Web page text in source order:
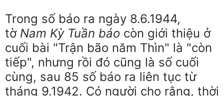
Trong số báo ra ngày 8.6.1944,
tờ Nam Kỳ Tuần báo còn giới thiệu ở
cuối bài "Trận bão năm Thìn" là "còn
tiếp", nhưng rồi đó cũng là số cuối
cùng, sau 85 số báo ra liên tục từ
tháng 9.1942. Có người cho rằng, thời